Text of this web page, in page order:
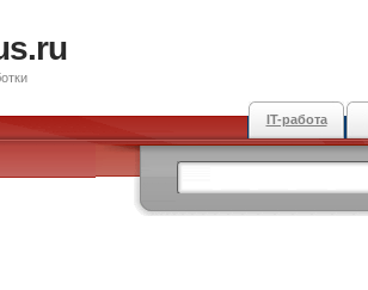
IT-работа